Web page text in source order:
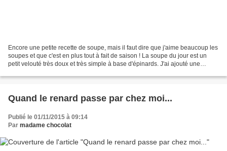
Encore une petite recette de soupe, mais il faut dire que j'aime beaucoup les
soupes et que c'est en plus tout à fait de saison ! La soupe du jour est un
petit velouté très doux et très simple à base d'épinards. J'ai ajouté une
Quand le renard passe par chez moi...
Publié le 01/11/2015 à 09:14
Par madame chocolat